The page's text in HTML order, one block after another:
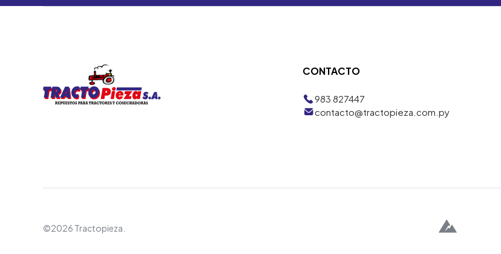
CONTACTO
983 827447
contacto@tractopieza.com.py
©2026 Tractopieza.